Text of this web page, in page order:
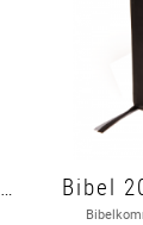
Bibel 2000 - konfabibel, mjukband, svart 200x150x30mm